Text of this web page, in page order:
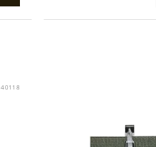
40118